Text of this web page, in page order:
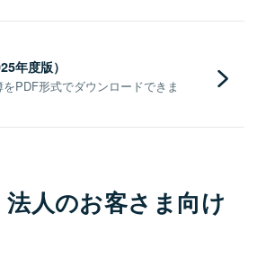
年度版）
PDF形式でダウンロードできま
法人のお客さま向け